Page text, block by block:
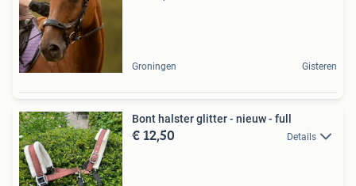
Groningen Gisteren
Bont halster glitter - nieuw - full
€ 12,50 Details